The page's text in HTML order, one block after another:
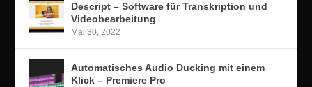
Descript – Software für Transkription und
Videobearbeitung
Mai 30, 2022
Automatisches Audio Ducking mit einem
Klick – Premiere Pro